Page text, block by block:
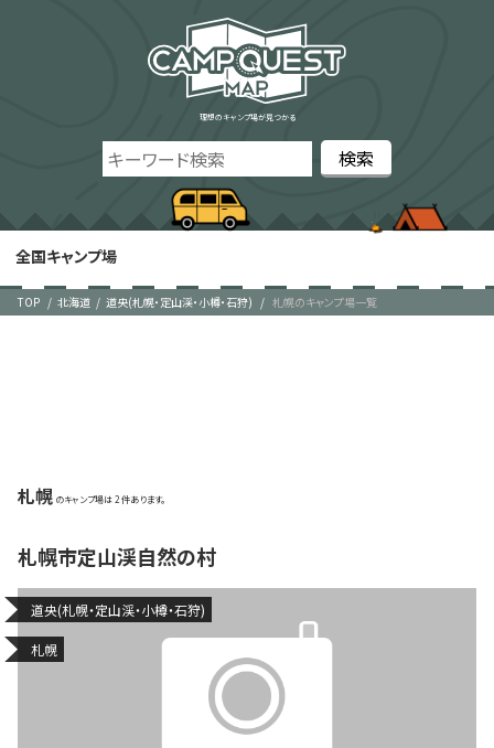
理想のキャンプ場が見つかる
全国キャンプ場
TOP 北海道 道央(札幌・定山渓・小樽・石狩) 札幌のキャンプ場一覧
札幌 2
札幌市定山渓自然の村
道央(札幌・定山渓・小樽・石狩)
札幌